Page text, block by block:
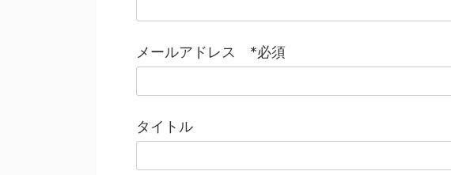
メールアドレス *必須
タイトル